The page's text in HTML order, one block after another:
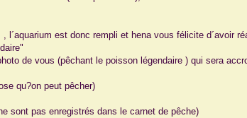
l´aquarium est donc rempli et hena vous félicite d´avoir
de vous (pêchant le poisson légendaire ) qui sera
qu?on peut pêcher)
sont pas enregistrés dans le carnet de pêche)